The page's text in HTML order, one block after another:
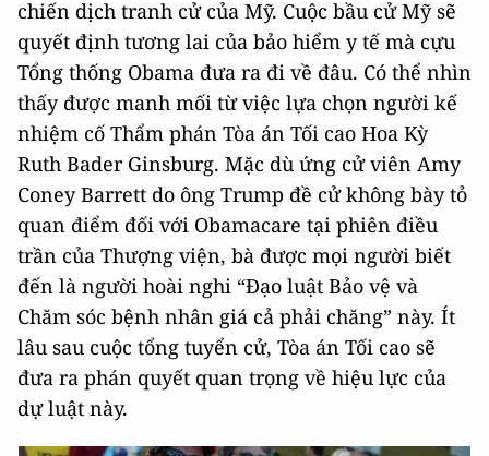
chiến dịch tranh cử của Mỹ. Cuộc bầu cử Mỹ sẽ
quyết định tương lai của bảo hiểm y tế mà cựu
Tổng thống Obama đưa ra đi về đâu. Có thể nhìn
thấy được manh mối từ việc lựa chọn người kế
nhiệm cố Thẩm phán Tòa án Tối cao Hoa Kỳ
Ruth Bader Ginsburg. Mặc dù ứng cử viên Amy
Coney Barrett do ông Trump đề cử không bày tỏ
quan điểm đối với Obamacare tại phiên điều
trần của Thượng viện, bà được mọi người biết
đến là người hoài nghi “Đạo luật Bảo vệ và
Chăm sóc bệnh nhân giá cả phải chăng” này. Ít
lâu sau cuộc tổng tuyển cử, Tòa án Tối cao sẽ
đưa ra phán quyết quan trọng về hiệu lực của
dự luật này.